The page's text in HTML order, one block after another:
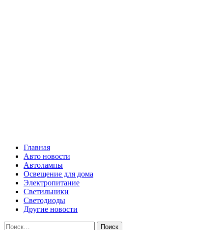
Главная
Авто новости
Автолампы
Освещение для дома
Электропитание
Светильники
Светодиоды
Другие новости
Найти: